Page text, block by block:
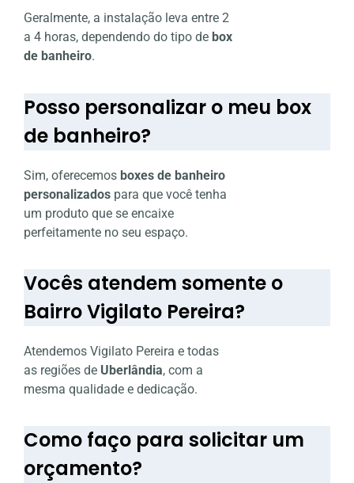
Geralmente, a instalação leva entre 2
a 4 horas, dependendo do tipo de box
de banheiro.
Posso personalizar o meu box
de banheiro?
Sim, oferecemos boxes de banheiro
personalizados para que você tenha
um produto que se encaixe
perfeitamente no seu espaço.
Vocês atendem somente o
Bairro Vigilato Pereira?
Atendemos Vigilato Pereira e todas
as regiões de Uberlândia, com a
mesma qualidade e dedicação.
Como faço para solicitar um
orçamento?